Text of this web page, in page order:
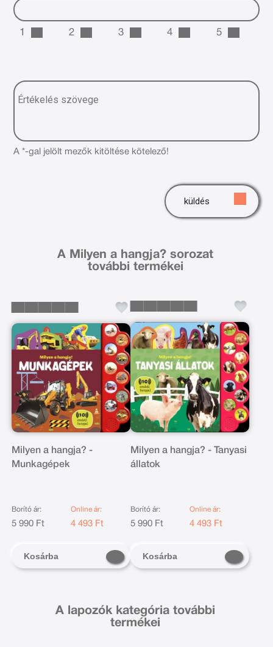
1 2 3 4 5
A *-gal jelölt mezők kitöltése kötelező!
küldés
A Milyen a hangja? sorozat
további termékei
Milyen a hangja? -
Munkagépek
Borító ár:
5 990 Ft
Online ár:
4 493 Ft
Kosárba
Milyen a hangja? - Tanyasi
állatok
Borító ár:
5 990 Ft
Online ár:
4 493 Ft
Kosárba
A lapozók kategória további
termékei